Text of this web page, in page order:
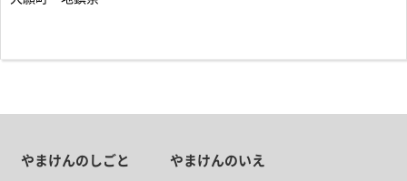
やまけんのしごと やまけんのいえ